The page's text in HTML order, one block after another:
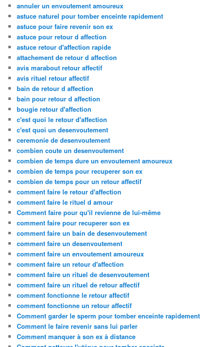
annuler un envoutement amoureux
astuce naturel pour tomber enceinte rapidement
astuce pour faire revenir son ex
astuce pour retour d affection
astuce retour d'affection rapide
attachement de retour d affection
avis marabout retour affectif
avis rituel retour affectif
bain de retour d affection
bain pour retour d affection
bougie retour d'affection
c'est quoi le retour d'affection
c'est quoi un desenvoutement
ceremonie de desenvoutement
combien coute un desenvoutement
combien de temps dure un envoutement amoureux
combien de temps pour recuperer son ex
combien de temps pour un retour affectif
comment faire le retour d'affection
comment faire le rituel d amour
Comment faire pour qu'il revienne de lui-même
comment faire pour recuperer son ex
comment faire un bain de desenvoutement
comment faire un desenvoutement
comment faire un envoutement amoureux
comment faire un retour d'affection
comment faire un rituel de desenvoutement
comment faire un rituel de retour affectif
comment fonctionne le retour affectif
comment fonctionne un retour affectif
Comment garder le sperm pour tomber enceinte rapidement
Comment le faire revenir sans lui parler
Comment manquer à son ex à distance